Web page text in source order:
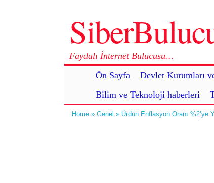
Faydalı İnternet Bulucusu…
Ön Sayfa
Devlet Kurumları
Bilim ve Teknoloji haberleri
Home » Genel » Ürdün Enflasyon Oranı %2’ye